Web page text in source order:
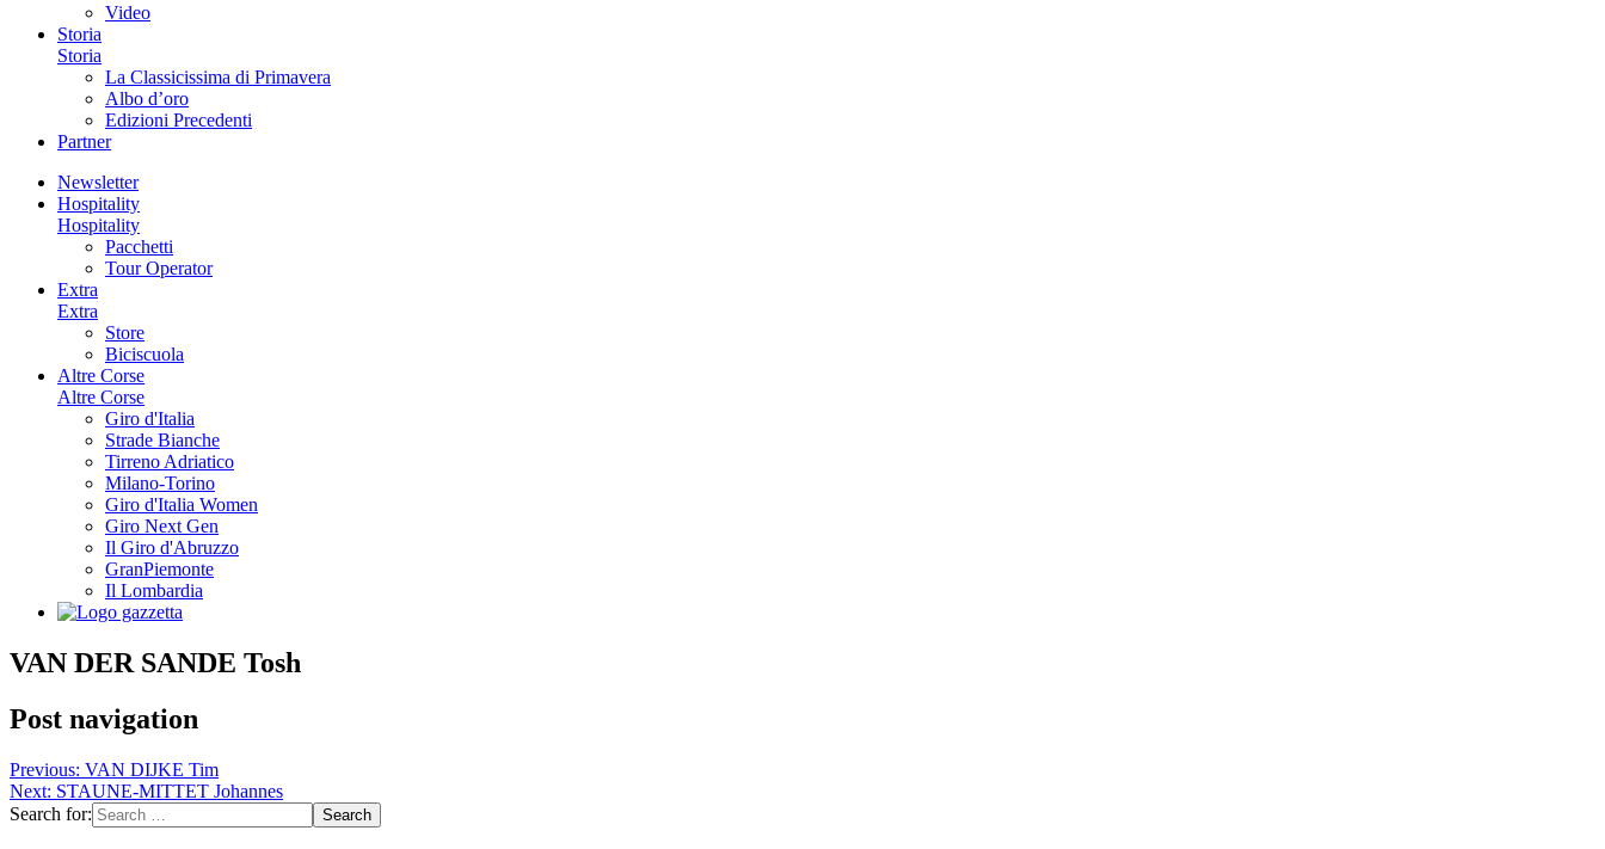
Video
Storia
Storia
La Classicissima di Primavera
Albo d’oro
Edizioni Precedenti
Partner
Newsletter
Hospitality
Hospitality
Pacchetti
Tour Operator
Extra
Extra
Store
Biciscuola
Altre Corse
Altre Corse
Giro d'Italia
Strade Bianche
Tirreno Adriatico
Milano-Torino
Giro d'Italia Women
Giro Next Gen
Il Giro d'Abruzzo
GranPiemonte
Il Lombardia
VAN DER SANDE Tosh
Post navigation
Previous: VAN DIJKE Tim
Next: STAUNE-MITTET Johannes
Search for: